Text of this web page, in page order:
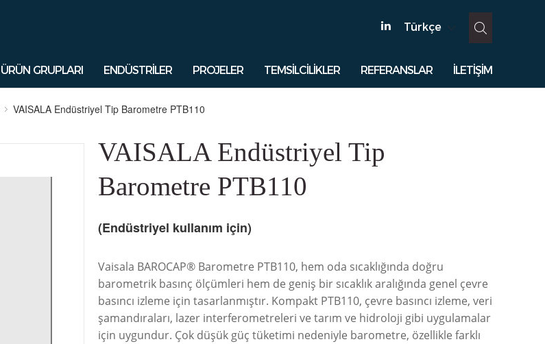
Türkçe
ÜRÜN GRUPLARI ENDÜSTRİLER PROJELER TEMSİLCİLİKLER REFERANSLAR İLETİŞİM
VAISALA Endüstriyel Tip Barometre PTB110
VAISALA Endüstriyel Tip
Barometre PTB110
(Endüstriyel kullanım için)
Vaisala BAROCAP® Barometre PTB110, hem oda sıcaklığında doğru
barometrik basınç ölçümleri hem de geniş bir sıcaklık aralığında genel çevre
basıncı izleme için tasarlanmıştır. Kompakt PTB110, çevre basıncı izleme, veri
şamandıraları, lazer interferometreleri ve tarım ve hidroloji gibi uygulamalar
için uygundur. Çok düşük güç tüketimi nedeniyle barometre, özellikle farklı